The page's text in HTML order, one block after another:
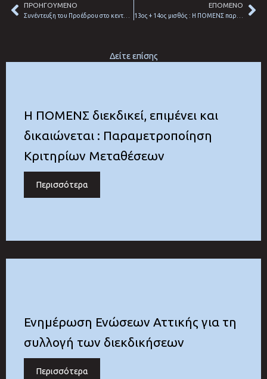
Prev
ΠΡΟΗΓΟΥΜΕΝΟ
Συνέντευξη του Προέδρου στο κεντρικό δελτίο ειδήσεων του Blue Sky με την Δημοσιογράφο Αντζυ Σταθάτου
ΕΠΟΜΕΝΟ
13ος + 14ος μισθός : Η ΠΟΜΕΝΣ παρούσα στην εκδήλωση της ΑΔΕΔΥ – Συμμετέχουμε – Αγωνιζόμαστε !
Δείτε επίσης
Η ΠΟΜΕΝΣ διεκδικεί, επιμένει και
δικαιώνεται : Παραμετροποίηση
Κριτηρίων Μεταθέσεων
Περισσότερα
Ενημέρωση Ενώσεων Αττικής για τη
συλλογή των διεκδικήσεων
Περισσότερα